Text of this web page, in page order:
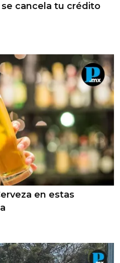
cancela tu crédito
en estas